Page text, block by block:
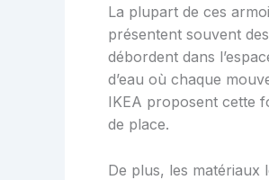
La plupart de ces
présentent souvent
débordent dans
d’eau où chaque
IKEA proposent cette
de place.
De plus, les matériaux